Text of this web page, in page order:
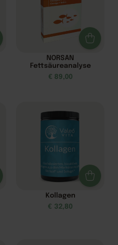
NORSAN
Fettsäureanalyse
€ 89,00
Kollagen
€ 32,80